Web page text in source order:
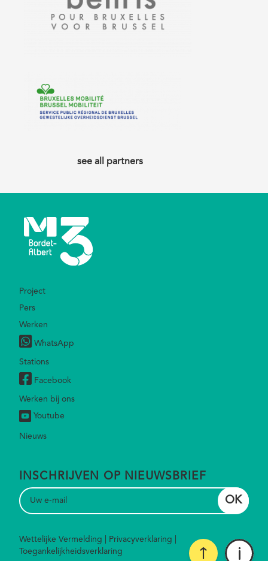
see all partners
Footer
Project
Pers
Werken
WhatsApp
Stations
Facebook
Werken bij ons
Youtube
Nieuws
INSCHRIJVEN OP NIEUWSBRIEF
Footer
Wettelijke Vermelding
Privacyverklaring
Toegankelijkheidsverklaring